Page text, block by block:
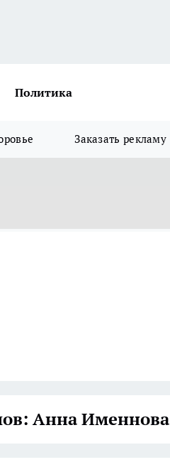
Политика
Заказать рекламу
Анна Именнова